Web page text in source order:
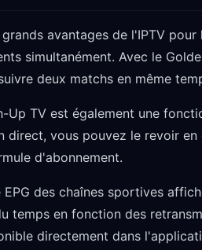
grands avantages de l'IPTV
simultanément. Avec le
deux matchs en même
Up TV est également une
direct, vous pouvez le revoir
d'abonnement.
EPG des chaînes sportives
temps en fonction des
directement dans